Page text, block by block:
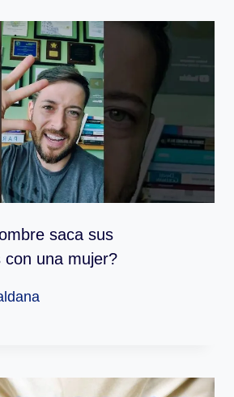
saca sus
con una mujer?